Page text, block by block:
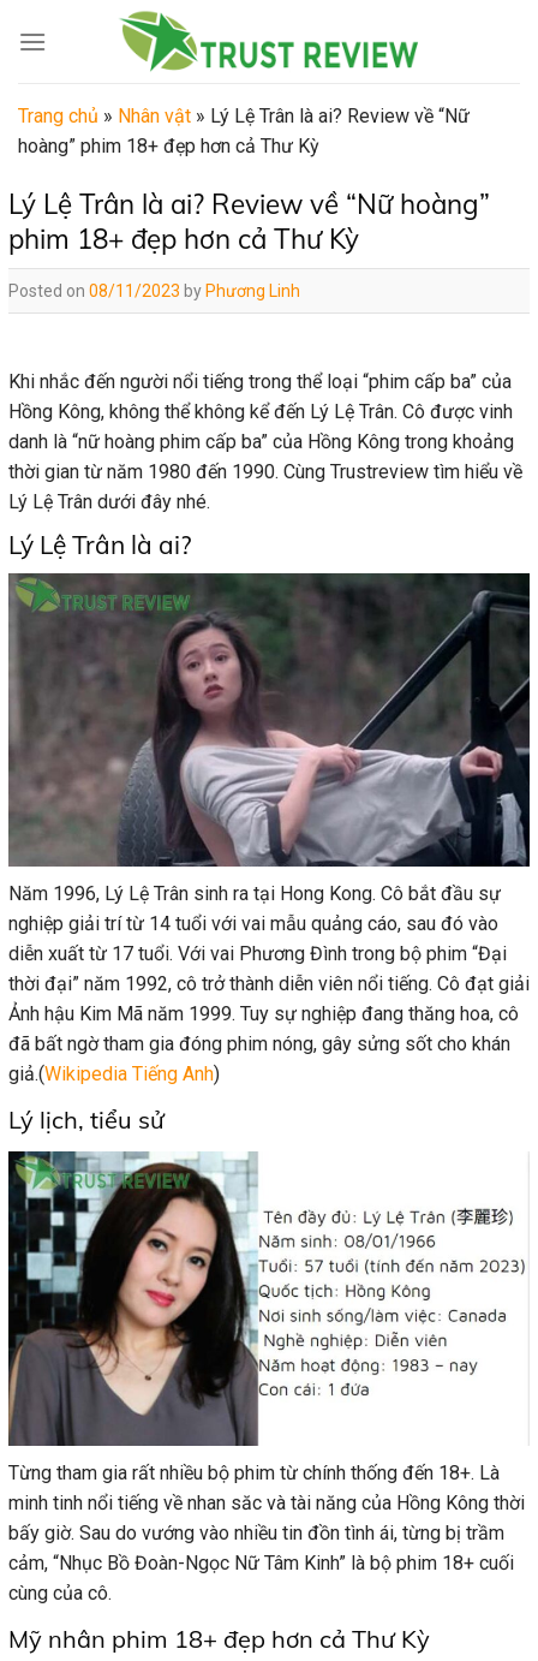
Trang chủ » Nhân vật » Lý Lệ Trân là ai? Review về “Nữ
hoàng” phim 18+ đẹp hơn cả Thư Kỳ
Lý Lệ Trân là ai? Review về “Nữ hoàng”
phim 18+ đẹp hơn cả Thư Kỳ
Posted on 08/11/2023 by Phương Linh
Khi nhắc đến người nổi tiếng trong thể loại “phim cấp ba” của
Hồng Kông, không thể không kể đến Lý Lệ Trân. Cô được vinh
danh là “nữ hoàng phim cấp ba” của Hồng Kông trong khoảng
thời gian từ năm 1980 đến 1990. Cùng Trustreview tìm hiểu về
Lý Lệ Trân dưới đây nhé.
Lý Lệ Trân là ai?
Năm 1996, Lý Lệ Trân sinh ra tại Hong Kong. Cô bắt đầu sự
nghiệp giải trí từ 14 tuổi với vai mẫu quảng cáo, sau đó vào
diễn xuất từ 17 tuổi. Với vai Phương Đình trong bộ phim “Đại
thời đại” năm 1992, cô trở thành diễn viên nổi tiếng. Cô đạt giải
Ảnh hậu Kim Mã năm 1999. Tuy sự nghiệp đang thăng hoa, cô
đã bất ngờ tham gia đóng phim nóng, gây sửng sốt cho khán
giả.(Wikipedia Tiếng Anh)
Lý lịch, tiểu sử
Từng tham gia rất nhiều bộ phim từ chính thống đến 18+. Là
minh tinh nổi tiếng về nhan săc và tài năng của Hồng Kông thời
bấy giờ. Sau do vướng vào nhiều tin đồn tình ái, từng bị trầm
cảm, “Nhục Bồ Đoàn-Ngọc Nữ Tâm Kinh” là bộ phim 18+ cuối
cùng của cô.
Mỹ nhân phim 18+ đẹp hơn cả Thư Kỳ